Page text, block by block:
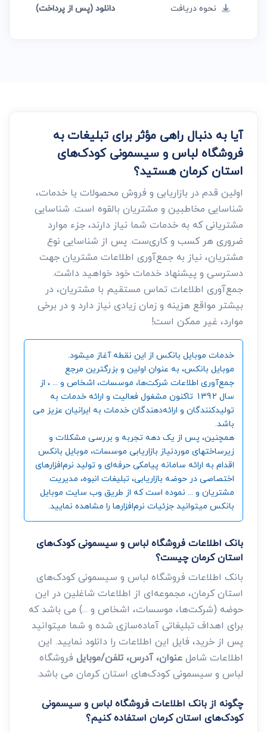
نحوه دریافت
دانلود (پس از پرداخت)
آیا به دنبال راهی مؤثر برای تبلیغات به
فروشگاه لباس و سیسمونی کودک‌های
استان کرمان هستید؟
اولین قدم در بازاریابی و فروش محصولات یا خدمات،
شناسایی مخاطبین و مشتریان بالقوه است. شناسایی
مشتریانی که به خدمات شما نیاز دارند، جزء موارد
ضروری هر کسب و کاری‌ست. پس از شناسایی نوع
مشتریان، نیاز به جمع‌آوری اطلاعات مشتریان جهت
دسترسی و پیشنهاد خدمات خود خواهید داشت.
جمع‌آوری اطلاعات تماس مستقیم با مشتریان، در
بیشتر مواقع هزینه و زمان زیادی نیاز دارد و در برخی
موارد، غیر ممکن است!
خدمات موبایل بانکس از این نقطه آغاز میشود.
موبایل بانکس، به عنوان اولین و بزرگترین مرجع
جمع‌آوری اطلاعات شرکت‌ها، موسسات، اشخاص و ... ، از
سال 1392 تاکنون مشغول فعالیت و ارائه خدمات به
تولیدکنندگان و ارائه‌دهندگان خدمات به ایرانیان عزیز می
باشد.
همچنین، پس از یک دهه تجربه و بررسی مشکلات و
زیرساختهای موردنیاز بازاریابی موسسات، موبایل بانکس
اقدام به ارائه سامانه‌ پیامکی حرفه‌ای و تولید نرم‌افزارهای
اختصاصی در حوضه بازاریابی، تبلیغات انبوه، مدیریت
مشتریان و ... نموده است که از طریق وب سایت موبایل
بانکس میتوانید جزئیات نرم‌افزارها را مشاهده نمایید.
بانک اطلاعات فروشگاه لباس و سیسمونی کودک‌های
استان کرمان چیست؟
بانک اطلاعات فروشگاه لباس و سیسمونی کودک‌های
استان کرمان، مجموعه‌ای از اطلاعات شاغلین در این
حوضه (شرکت‌ها، موسسات، اشخاص و ...) می باشد که
برای اهداف تبلیغاتی آماده‌سازی شده و شما میتوانید
پس از خرید، فایل این اطلاعات را دانلود نمایید. این
اطلاعات شاملعنوان، آدرس، تلفن/موبایل فروشگاه
لباس و سیسمونی کودک‌های استان کرمان می باشد.
چگونه از بانک اطلاعات فروشگاه لباس و سیسمونی
کودک‌های استان کرمان استفاده کنیم؟